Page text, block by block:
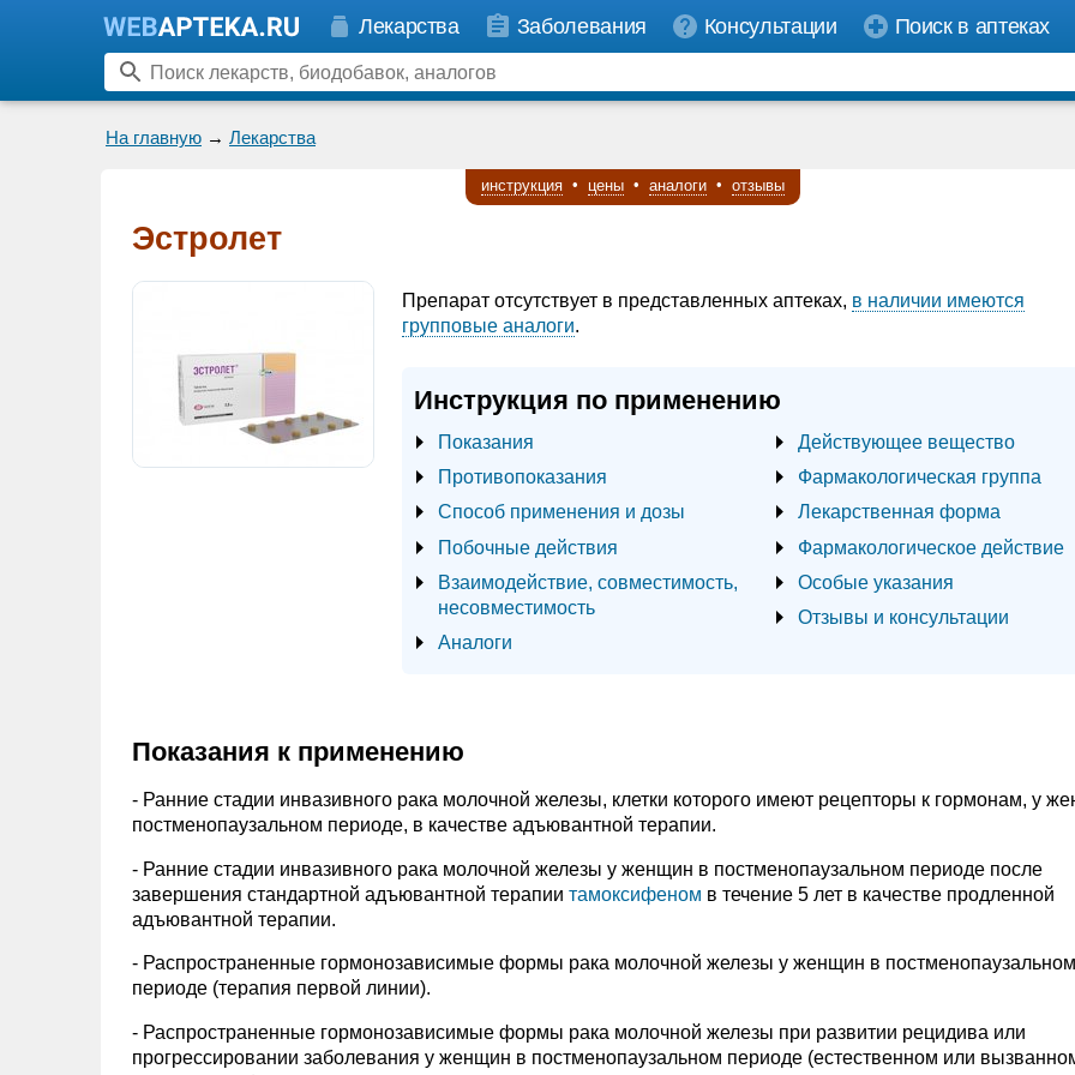
Лекарства Заболевания Консультации Поиск в аптеках
На главную → Лекарства
инструкция • цены • аналоги • отзывы
Эстролет
Препарат отсутствует в представленных аптеках, в наличии имеются
групповые аналоги.
Инструкция по применению
Показания
Противопоказания
Способ применения и дозы
Побочные действия
Взаимодействие, совместимость,
несовместимость
Аналоги
Действующее вещество
Фармакологическая группа
Лекарственная форма
Фармакологическое действие
Особые указания
Отзывы и консультации
Показания к применению
- Ранние стадии инвазивного рака молочной железы, клетки которого имеют рецепторы к гормонам, у
постменопаузальном периоде, в качестве адъювантной терапии.
- Ранние стадии инвазивного рака молочной железы у женщин в постменопаузальном периоде после
завершения стандартной адъювантной терапии тамоксифеном в течение 5 лет в качестве продленной
адъювантной терапии.
- Распространенные гормонозависимые формы рака молочной железы у женщин в постменопаузальном
периоде (терапия первой линии).
- Распространенные гормонозависимые формы рака молочной железы при развитии рецидива или
прогрессировании заболевания у женщин в постменопаузальном периоде (естественном или